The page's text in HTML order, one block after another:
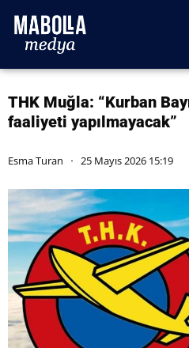
THK Muğla: “Kurban
faaliyeti yapılmayacak”
Esma Turan 25 Mayıs 2026 15:19